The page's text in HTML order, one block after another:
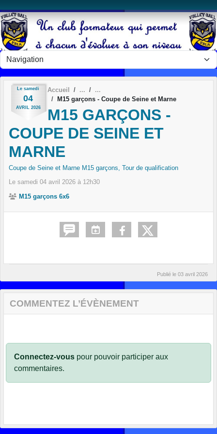
Le samedi
04
AVRIL 2026
Accueil
M15 garçons - Coupe de Seine et Marne
M15 GARÇONS -
COUPE DE SEINE ET
MARNE
Coupe de Seine et Marne M15 garçons, Tour de qualification
Le samedi 04 avril 2026 à 12h30
M15 garçons 6x6
Publié le 03 avril 2026
COMMENTEZ L’ÉVÈNEMENT
Connectez-vous pour pouvoir participer aux
commentaires.